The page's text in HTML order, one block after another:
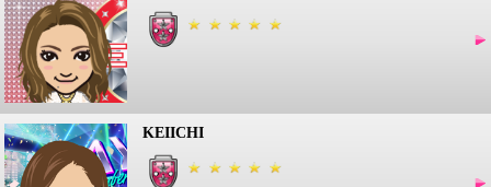
KEIICHI